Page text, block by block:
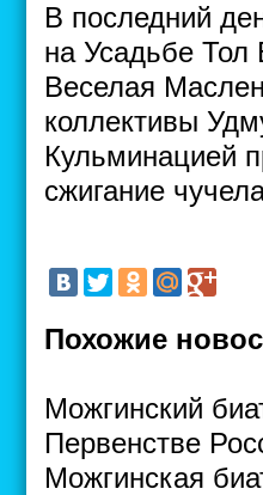
В последний
на Усадьбе Тол
Веселая
коллективы
Кульминацией
сжигание
Похожие
Можгинский
Первенстве
Можгинская